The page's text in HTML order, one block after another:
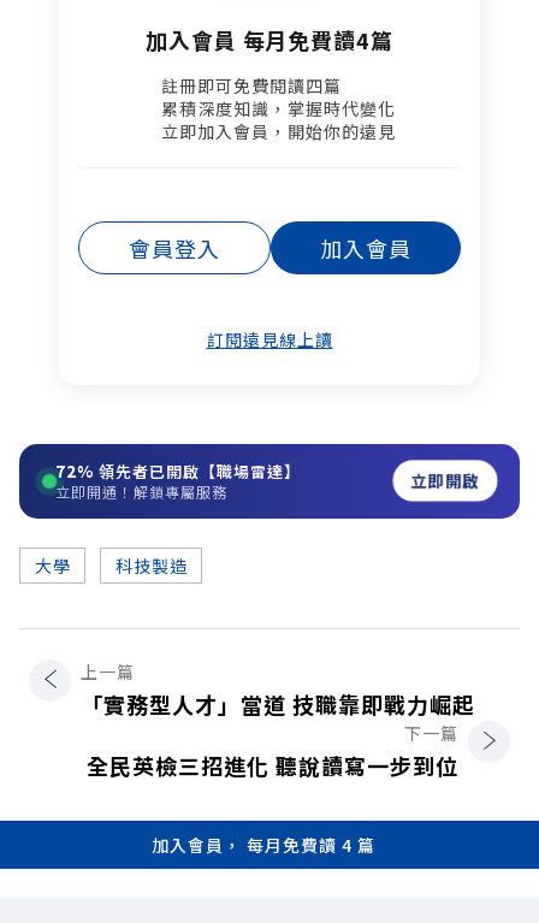
加入會員 每月免費讀4篇
註冊即可免費閱讀四篇​
累積深度知識，掌握時代變化​
立即加入會員，開始你的遠見
會員登入 加入會員
訂閱遠見線上讀
72% 領先者已開啟【職場雷達】
立即開通！解鎖專屬服務 立即開啟
大學 科技製造
上一篇
「實務型人才」當道 技職靠即戰力崛起
下一篇
全民英檢三招進化 聽說讀寫一步到位
加入會員， 每月免費讀 4 篇